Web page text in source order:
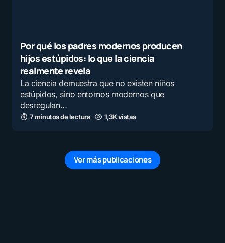
Por qué los padres modernos producen
hijos estúpidos: lo que la ciencia
realmente revela
La ciencia demuestra que no existen niños
estúpidos, sino entornos modernos que
desregulan…
7 minutos de lectura 1,3K vistas
Ver más publicaciones